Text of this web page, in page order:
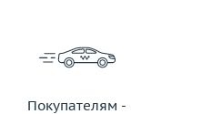
Покупателям -